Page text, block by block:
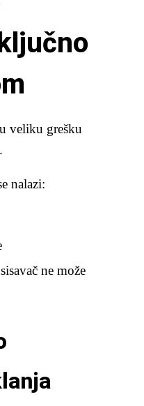
veliku grešku
nalazi:
ne može